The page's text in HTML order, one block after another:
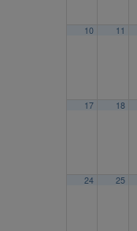
10 11
17 18
24 25